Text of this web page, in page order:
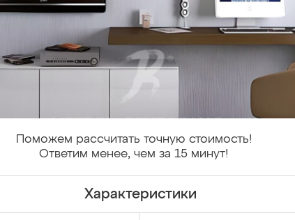
Поможем рассчитать точную стоимость!
Ответим менее, чем за 15 минут!
Характеристики